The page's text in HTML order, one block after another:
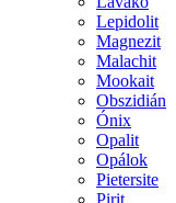
Lepidolit
Magnezit
Malachit
Mookait
Obszidián
Ónix
Opalit
Opálok
Pietersite